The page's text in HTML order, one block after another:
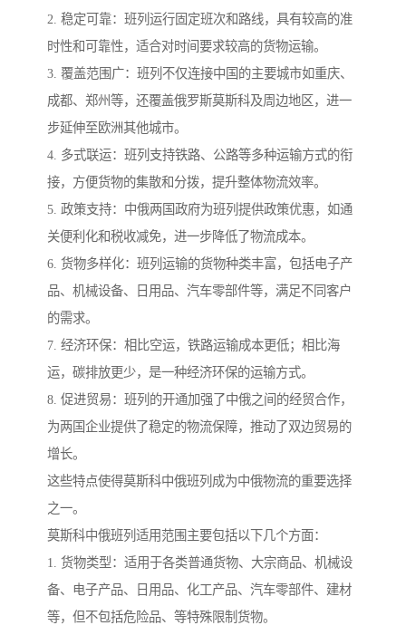
2. 稳定可靠：班列运行固定班次和路线，具有较高的准
时性和可靠性，适合对时间要求较高的货物运输。
3. 覆盖范围广：班列不仅连接中国的主要城市如重庆、
成都、郑州等，还覆盖俄罗斯莫斯科及周边地区，进一
步延伸至欧洲其他城市。
4. 多式联运：班列支持铁路、公路等多种运输方式的衔
接，方便货物的集散和分拨，提升整体物流效率。
5. 政策支持：中俄两国政府为班列提供政策优惠，如通
关便利化和税收减免，进一步降低了物流成本。
6. 货物多样化：班列运输的货物种类丰富，包括电子产
品、机械设备、日用品、汽车零部件等，满足不同客户
的需求。
7. 经济环保：相比空运，铁路运输成本更低；相比海
运，碳排放更少，是一种经济环保的运输方式。
8. 促进贸易：班列的开通加强了中俄之间的经贸合作，
为两国企业提供了稳定的物流保障，推动了双边贸易的
增长。
这些特点使得莫斯科中俄班列成为中俄物流的重要选择
之一。
莫斯科中俄班列适用范围主要包括以下几个方面：
1. 货物类型：适用于各类普通货物、大宗商品、机械设
备、电子产品、日用品、化工产品、汽车零部件、建材
等，但不包括危险品、等特殊限制货物。